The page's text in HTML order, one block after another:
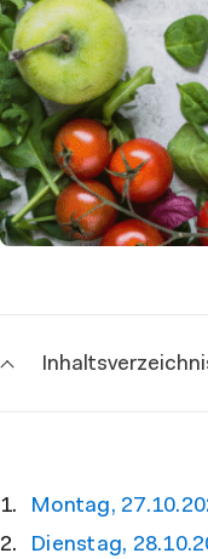
Montag,
Dienstag,